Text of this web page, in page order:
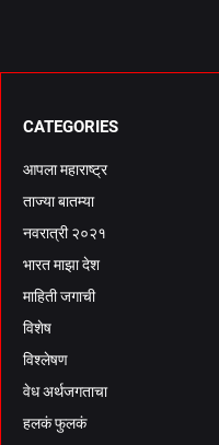
CATEGORIES
आपला महाराष्ट्र
ताज्या बातम्या
नवरात्री २०२१
भारत माझा देश
माहिती जगाची
विशेष
विश्लेषण
वेध अर्थजगताचा
हलकं फुलकं